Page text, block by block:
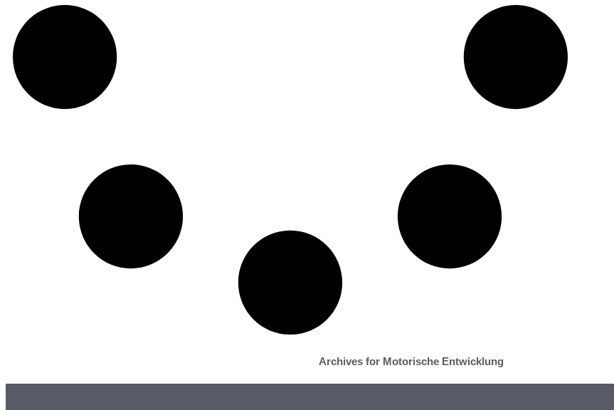
Archives for Motorische Entwicklung